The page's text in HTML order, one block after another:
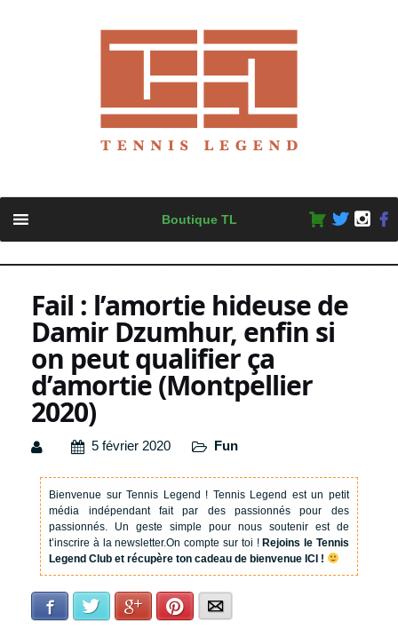
content
Boutique TL
Fail : l’amortie hideuse de
Damir Dzumhur, enfin si
on peut qualifier ça
d’amortie (Montpellier
2020)
5 février 2020 Fun
Bienvenue sur Tennis Legend ! Tennis Legend est un petit
média indépendant fait par des passionnés pour des
passionnés. Un geste simple pour nous soutenir est de
t’inscrire à la newsletter.On compte sur toi !Rejoins le Tennis
Legend Club et récupère ton cadeau de bienvenue ICI !
Facebook Twitter Google+Pinterest